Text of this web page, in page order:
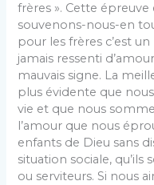
frères ». Cette
souvenons-nous-en
pour les frères c’est
jamais ressenti
mauvais signe. La
plus évidente que
vie et que nous
l’amour que nous
enfants de Dieu sans
situation sociale,
ou serviteurs. Si nous